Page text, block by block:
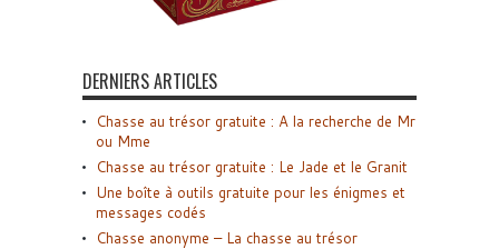
DERNIERS ARTICLES
Chasse au trésor gratuite : A la recherche de Mr
ou Mme
Chasse au trésor gratuite : Le Jade et le Granit
Une boîte à outils gratuite pour les énigmes et
messages codés
Chasse anonyme – La chasse au trésor